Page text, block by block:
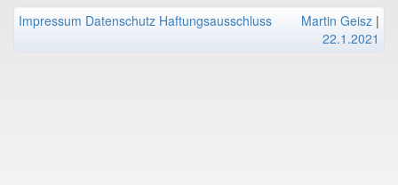
Impressum Datenschutz Haftungsausschluss Martin Geisz |
22.1.2021